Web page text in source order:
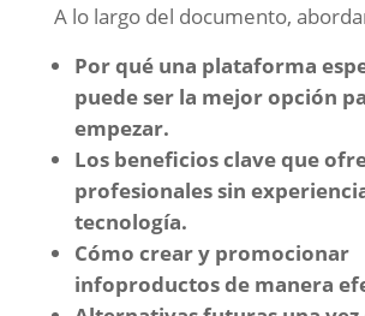
A lo largo del documento,
Por qué una plataforma
puede ser la mejor opción
empezar.
Los beneficios clave que
profesionales sin
tecnología.
Cómo crear y promocionar
infoproductos de manera